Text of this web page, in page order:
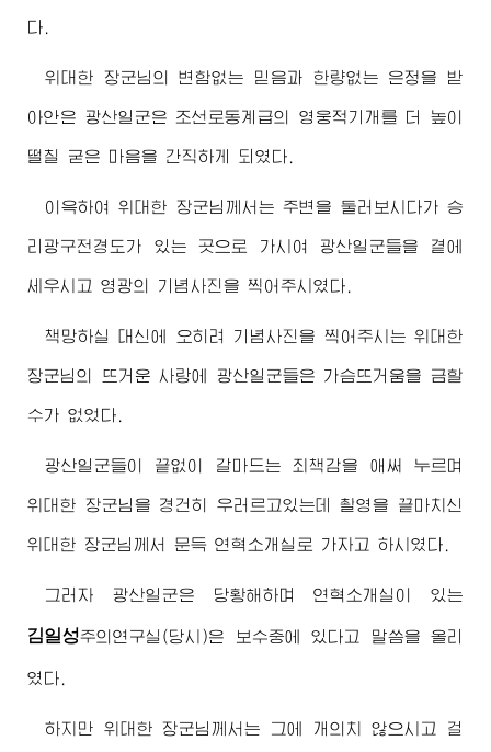
다.
위대한 장군님 의 변함없는 믿음과 한량없는 은정을 받
아안은 광산일군은 조선로동계급의 영웅적기개를 더 높이
떨칠 굳은 마음을 간직하게 되였다.
이윽하여위대한 장군님께서 는 주변을 둘러보시다가 승
리광구전경도가 있는 곳으로 가시여 광산일군들을 곁에
세우시고 영광의 기념사진을 찍어주시였다.
책망하실 대신에 오히려 기념사진을 찍어주시는 위대한
장군님 의 뜨거운 사랑에 광산일군들은 가슴뜨거움을 금할
수가 없었다.
광산일군들이 끝없이 갈마드는 죄책감을 애써 누르며
위대한 장군님 을 경건히 우러르고있는데 촬영을 끝마치신
위대한 장군님께서 문득 연혁소개실로 가자고 하시였다.
그러자 광산일군은 당황해하며 연혁소개실이 있는
김일성주의 연구실(당시)은 보수중에 있다고 말씀을 올리
였다.
하지만 위대한 장군님께서는 그에 개의치 않으시고 걸